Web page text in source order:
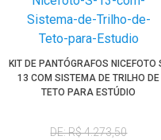
KIT DE PANTÓGRAFOS NICEFOTO
13 COM SISTEMA DE TRILHO DE
TETO PARA ESTÚDIO
DE: R$ 4.273,50